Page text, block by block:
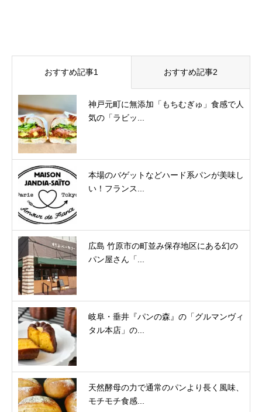
おすすめ記事1 おすすめ記事2
神戸元町に無添加「もちむぎゅ」食感で人
気の「ラビッ...
本場のバゲットなどハード系パンが美味し
い！フランス...
広島 竹原市の町並み保存地区にある幻の
パン屋さん「...
岐阜・垂井『パンの森』の「グルマンヴィ
タル本店」の...
天然酵母の力で通常のパンより長く風味、
モチモチ食感...